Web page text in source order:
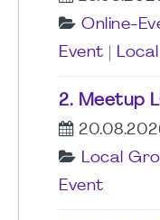
Online-
Event
2. Meetup
Local
Event